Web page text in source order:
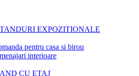
EXPOZITIONALE
pentru casa si birou
interioare
CU ETAJ